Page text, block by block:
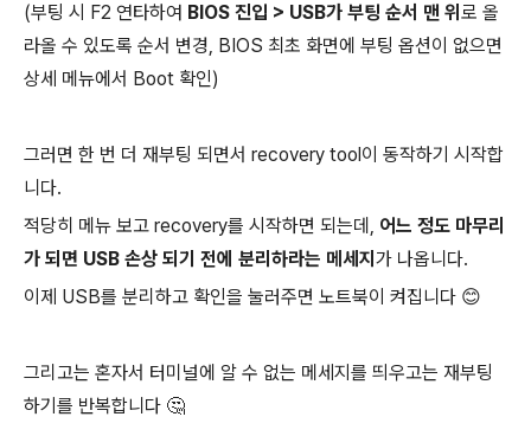
(부팅 시 F2 연타하여 BIOS 진입 > USB가 부팅 순서 맨 위 로 올
라올 수 있도록 순서 변경, BIOS 최초 화면에 부팅 옵션이 없으면
상세 메뉴에서 Boot 확인)
그러면 한 번 더 재부팅 되면서 recovery tool이 동작하기 시작합
니다.
적당히 메뉴 보고 recovery를 시작하면 되는데, 어느 정도 마무리
가 되면 USB 손상 되기 전에 분리하라는 메세지 가 나옵니다.
이제 USB를 분리하고 확인을 눌러주면 노트북이 켜집니다 😊
그리고는 혼자서 터미널에 알 수 없는 메세지를 띄우고는 재부팅
하기를 반복합니다 🤔